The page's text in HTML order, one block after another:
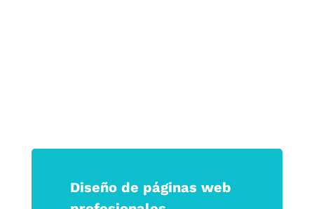
Diseño de páginas web